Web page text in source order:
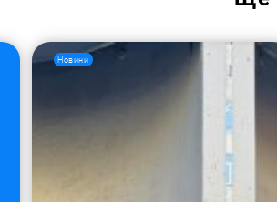
Новини